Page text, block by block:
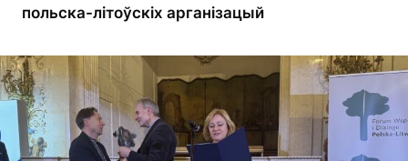
польска-літоўскіх арганізацый